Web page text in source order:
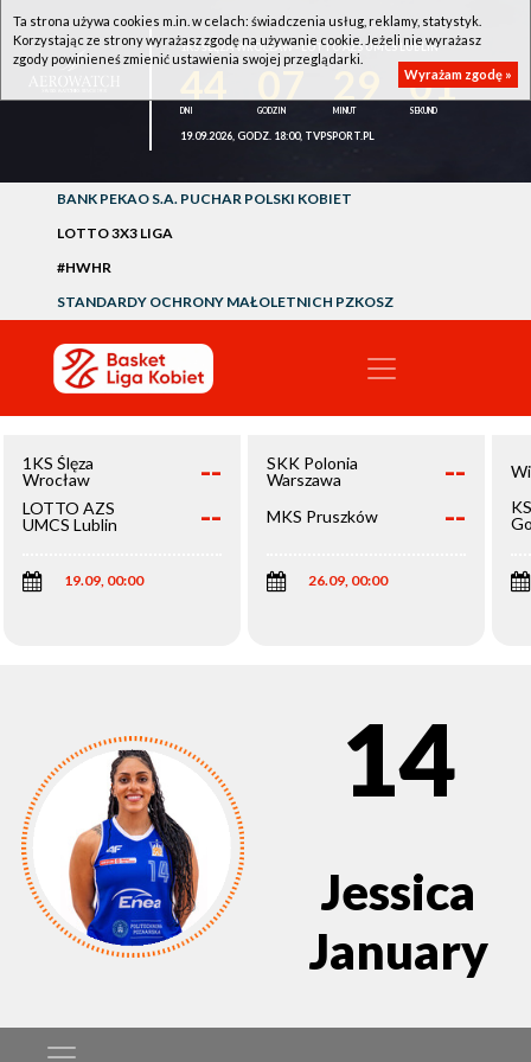
1KS ŚLĘZA WROCŁAW - LOTTO AZS UMCS LUBLIN
01
19.09.2026, GODZ. 18:00, TVPSPORT.PL
BANK PEKAO S.A. PUCHAR POLSKI KOBIET
LOTTO 3X3 LIGA
#HWHR
STANDARDY OCHRONY MAŁOLETNICH PZKOSZ
1KS Ślęza
Wrocław
--
LOTTO AZS
UMCS Lublin
--
19.09, 00:00
SKK Polonia
Warszawa
--
MKS Pruszków --
26.09, 00:00
14
Jessica
January
Ta strona używa cookies m.in. w celach: świadczenia usług, reklamy, statystyk.
Korzystając ze strony wyrażasz zgodę na używanie cookie. Jeżeli nie wyrażasz
zgody powinieneś zmienić ustawienia swojej przeglądarki.
Wyrażam zgodę »